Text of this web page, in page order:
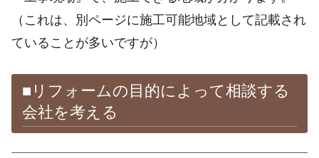
（これは、別ページに施工可能地域として記載され
ていることが多いですが）
■リフォームの目的によって相談する
会社を考える